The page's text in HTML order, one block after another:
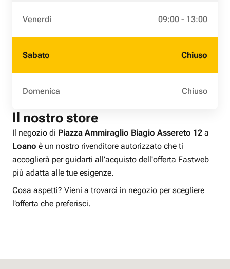
Venerdì 09:00 - 13:00
Sabato Chiuso
Domenica Chiuso
Il nostro store
Il negozio di Piazza Ammiraglio Biagio Assereto 12 a
Loano è un nostro rivenditore autorizzato che ti
accoglierà per guidarti all’acquisto dell'offerta Fastweb
più adatta alle tue esigenze.
Cosa aspetti? Vieni a trovarci in negozio per scegliere
l’offerta che preferisci.